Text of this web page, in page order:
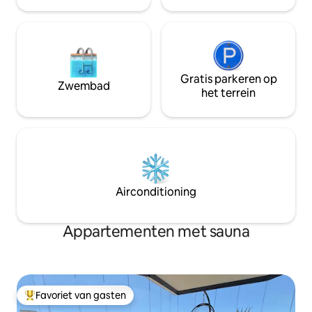
Yacht Club, de
Zwembad
Gratis parkeren op
het terrein
Airconditioning
Appartementen met sauna
Topfavoriet van gasten
Favoriet van gasten